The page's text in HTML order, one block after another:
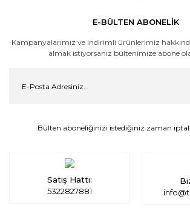
E-BÜLTEN ABONELİK
Kampanyalarımız ve indirimli ürünlerimiz
almak istiyorsanız bültenimize abone
Bülten aboneliğinizi istediğiniz zaman iptal
Satış Hattı:
5322827881